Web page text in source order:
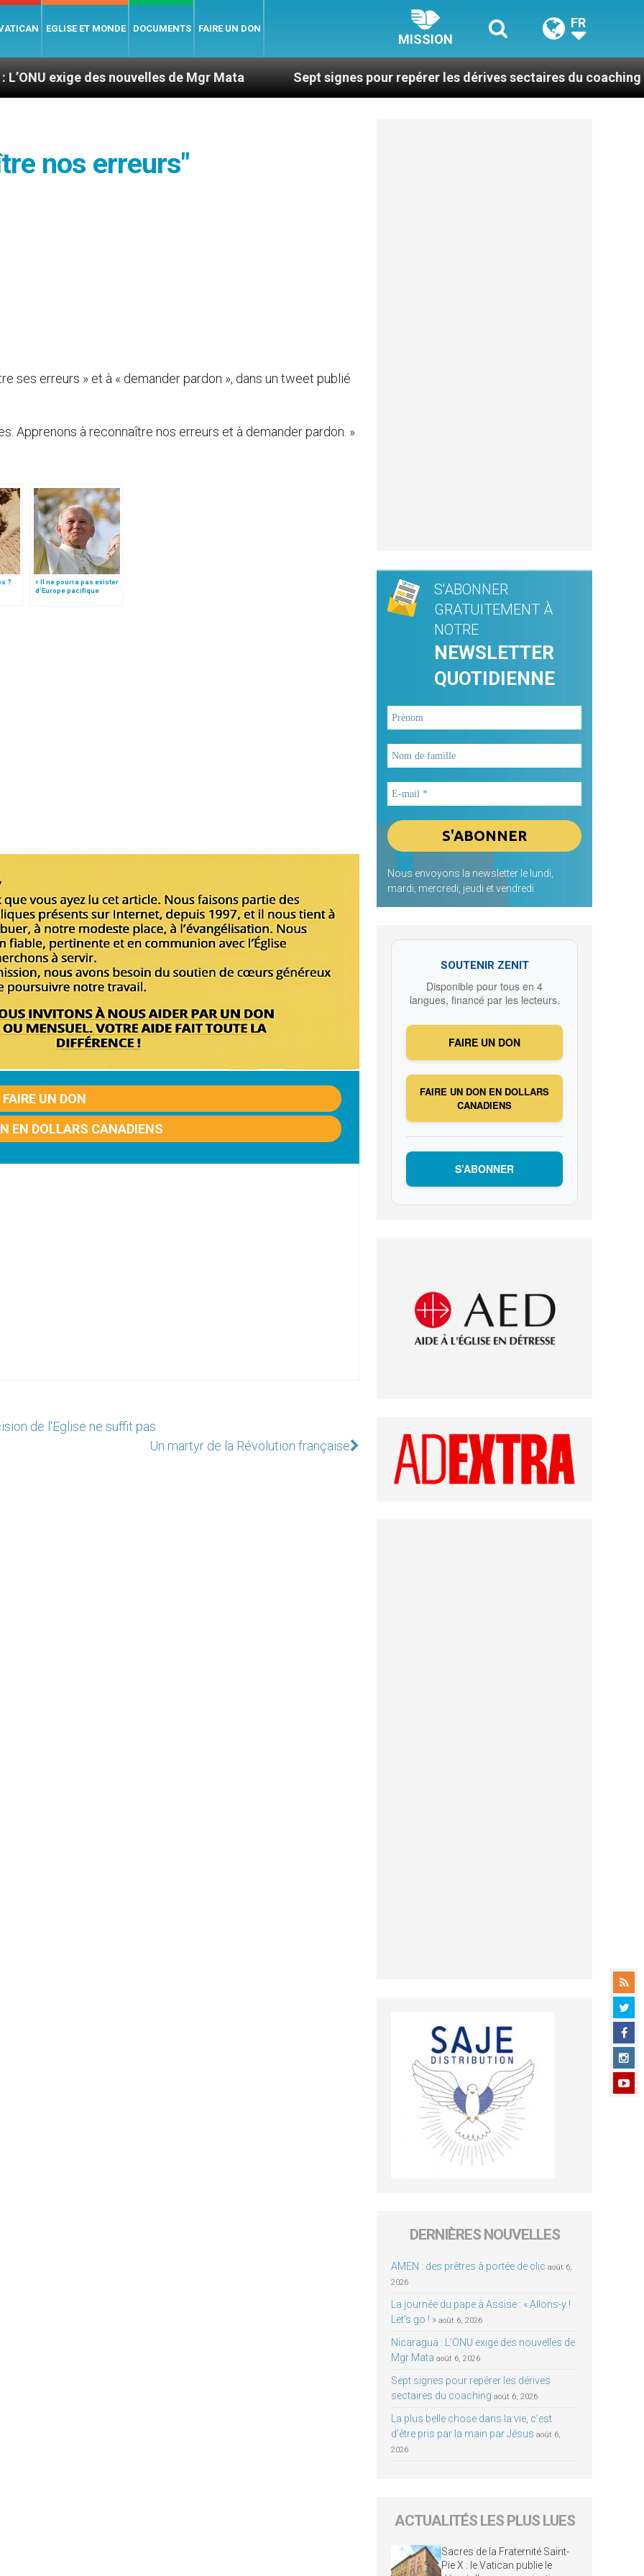
EGLISE ET MONDE DOCUMENTS FAIRE UN DON
MISSION
FR
des nouvelles de Mgr Mata Sept signes pour repérer les dérives sectaires du coaching La
nos erreurs"
ses erreurs » et à « demander pardon », dans un tweet publié
Apprenons à reconnaître nos erreurs et à demander pardon. »
?
« Il ne pourra pas exister
d’Europe pacifique
FAIRE UN DON
EN DOLLARS CANADIENS
de l'Eglise ne suffit pas
Un martyr de la Révolution française
S'ABONNER
GRATUITEMENT À
NOTRE
NEWSLETTER
QUOTIDIENNE
Nous envoyons la newsletter le lundi,
mardi, mercredi, jeudi et vendredi
SOUTENIR ZENIT
Disponible pour tous en 4
langues, financé par les lecteurs.
FAIRE UN DON
FAIRE UN DON EN DOLLARS
CANADIENS
S’ABONNER
DERNIÈRES NOUVELLES
AMEN : des prêtres à portée de clic août 6,
2026
La journée du pape à Assise : « Allons-y !
Let’s go ! » août 6, 2026
Nicaragua : L’ONU exige des nouvelles de
Mgr Mata août 6, 2026
Sept signes pour repérer les dérives
sectaires du coaching août 6, 2026
La plus belle chose dans la vie, c’est
d’être pris par la main par Jésus août 6,
2026
ACTUALITÉS LES PLUS LUES
Sacres de la Fraternité Saint-
Pie X : le Vatican publie le